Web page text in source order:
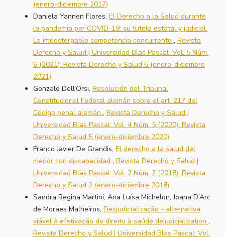
(enero-diciembre 2017)
Daniela Yannen Flores, El Derecho a la Salud durante
la pandemia por COVID-19: su tutela estatal y judicial.
La impostergable competencia concurrente , Revista
Derecho y Salud | Universidad Blas Pascal: Vol. 5 Núm.
6 (2021): Revista Derecho y Salud 6 (enero-diciembre
2021)
Gonzalo Dell'Orsi, Resolución del Tribunal
Constitucional Federal alemán sobre el art. 217 del
Código penal alemán , Revista Derecho y Salud |
Universidad Blas Pascal: Vol. 4 Núm. 5 (2020): Revista
Derecho y Salud 5 (enero-diciembre 2020)
Franco Javier De Grandis, El derecho a la salud del
menor con discapacidad , Revista Derecho y Salud |
Universidad Blas Pascal: Vol. 2 Núm. 2 (2018): Revista
Derecho y Salud 2 (enero-diciembre 2018)
Sandra Regina Martini, Ana Luísa Michelon, Joana D’Arc
de Moraes Malheiros, Desjudicialização - alternativa
viável à efetivação do direito à saúde dejudicialization ,
Revista Derecho y Salud | Universidad Blas Pascal: Vol.